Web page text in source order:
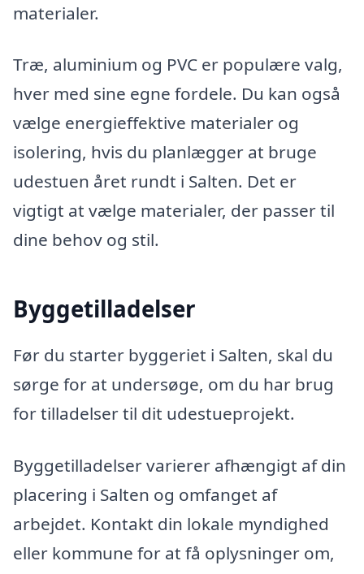
materialer.
Træ, aluminium og PVC er populære valg,
hver med sine egne fordele. Du kan også
vælge energieffektive materialer og
isolering, hvis du planlægger at bruge
udestuen året rundt i Salten. Det er
vigtigt at vælge materialer, der passer til
dine behov og stil.
Byggetilladelser
Før du starter byggeriet i Salten, skal du
sørge for at undersøge, om du har brug
for tilladelser til dit udestueprojekt.
Byggetilladelser varierer afhængigt af din
placering i Salten og omfanget af
arbejdet. Kontakt din lokale myndighed
eller kommune for at få oplysninger om,